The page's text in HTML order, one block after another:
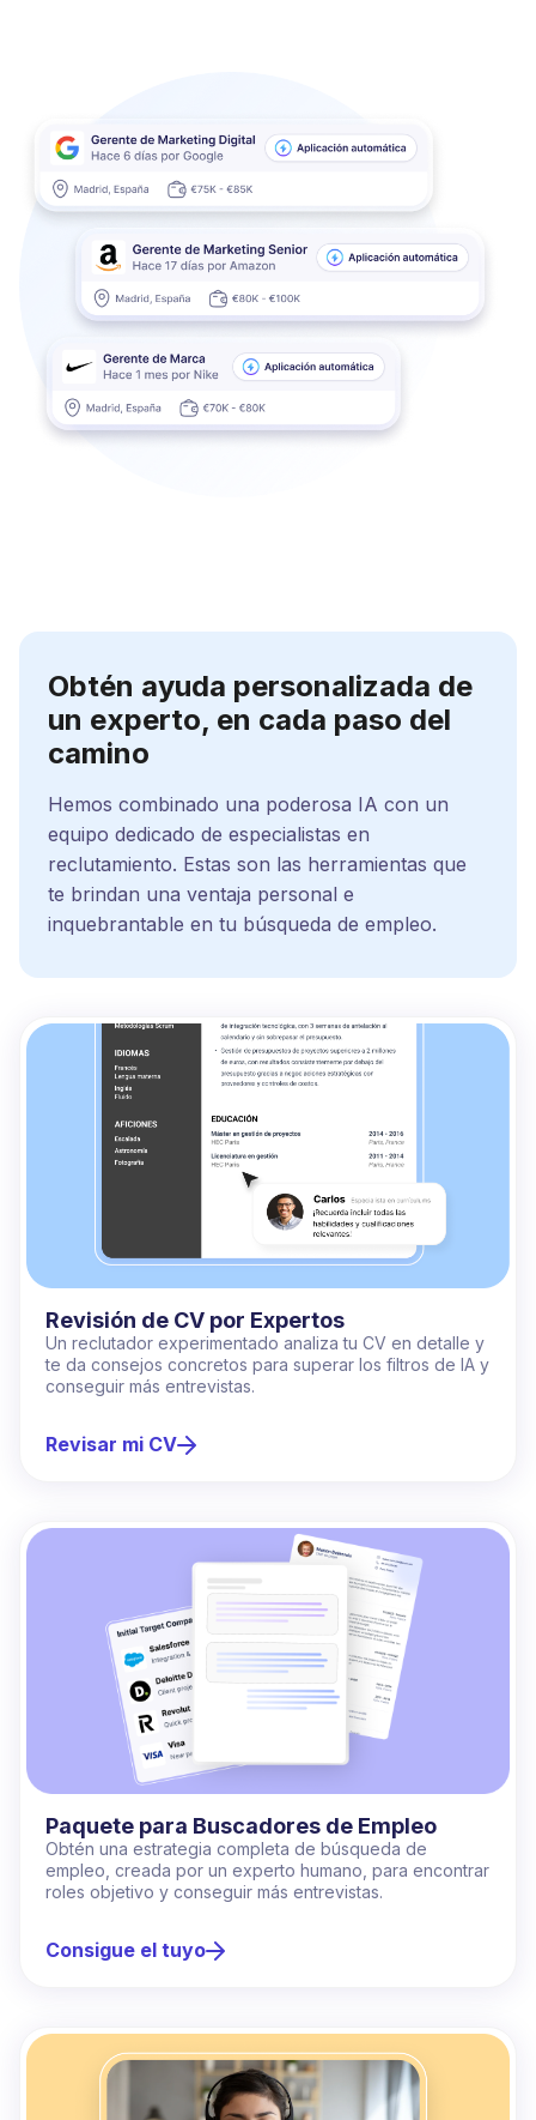
Obtén ayuda personalizada de
un experto, en cada paso del
camino
Hemos combinado una poderosa IA con un
equipo dedicado de especialistas en
reclutamiento. Estas son las herramientas que
te brindan una ventaja personal e
inquebrantable en tu búsqueda de empleo.
Revisión de CV por Expertos
Un reclutador experimentado analiza tu CV en detalle y
te da consejos concretos para superar los filtros de IA y
conseguir más entrevistas.
Revisar mi CV
Paquete para Buscadores de Empleo
Obtén una estrategia completa de búsqueda de
empleo, creada por un experto humano, para encontrar
roles objetivo y conseguir más entrevistas.
Consigue el tuyo